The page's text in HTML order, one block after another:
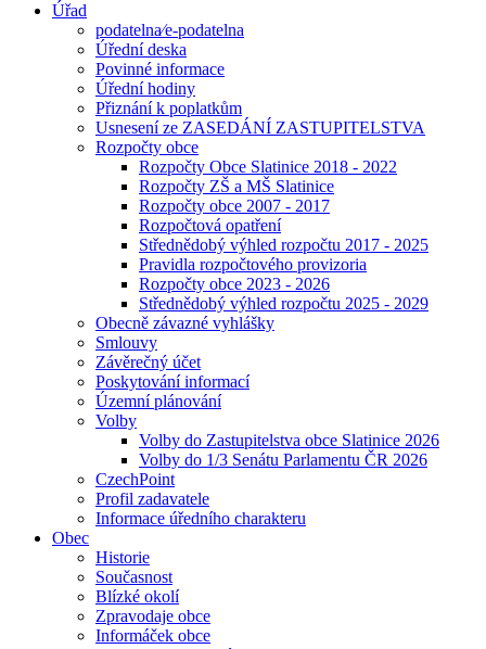
Úřad
podatelna⁄e-podatelna
Úřední deska
Povinné informace
Úřední hodiny
Přiznání k poplatkům
Usnesení ze ZASEDÁNÍ ZASTUPITELSTVA
Rozpočty obce
Rozpočty Obce Slatinice 2018 - 2022
Rozpočty ZŠ a MŠ Slatinice
Rozpočty obce 2007 - 2017
Rozpočtová opatření
Střednědobý výhled rozpočtu 2017 - 2025
Pravidla rozpočtového provizoria
Rozpočty obce 2023 - 2026
Střednědobý výhled rozpočtu 2025 - 2029
Obecně závazné vyhlášky
Smlouvy
Závěrečný účet
Poskytování informací
Územní plánování
Volby
Volby do Zastupitelstva obce Slatinice 2026
Volby do 1/3 Senátu Parlamentu ČR 2026
CzechPoint
Profil zadavatele
Informace úředního charakteru
Obec
Historie
Současnost
Blízké okolí
Zpravodaje obce
Informáček obce